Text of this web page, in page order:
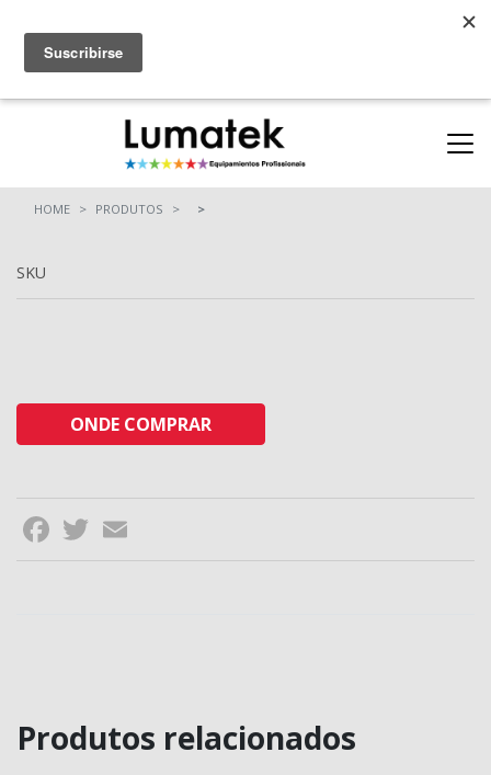
ONDE COMPRAR
HOME PRODUTOS
SKU
ONDE COMPRAR
Facebook
Twitter
Produtos relacionados